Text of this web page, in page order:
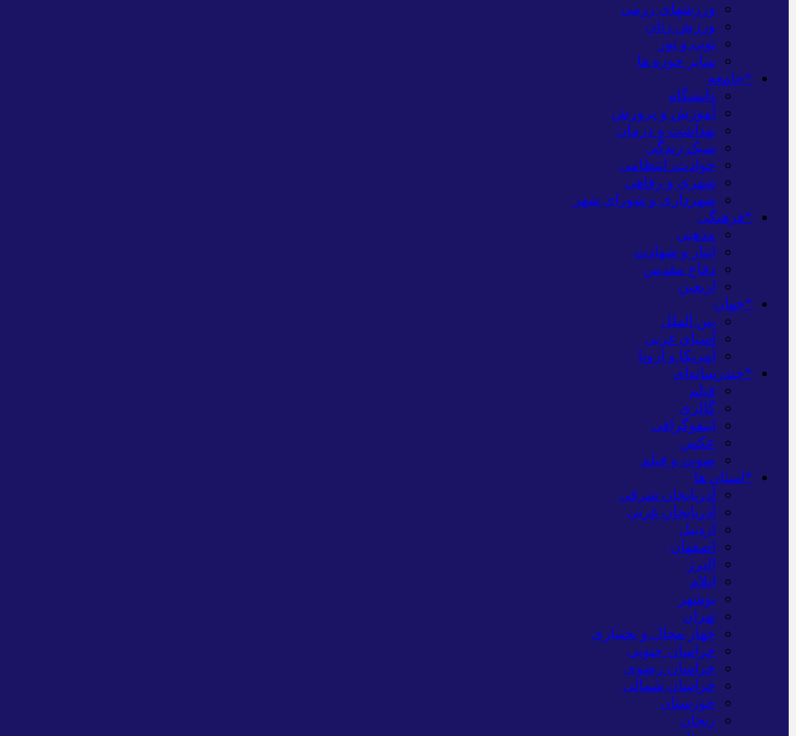
ورزشهای رزمی
ورزش زنان
توپ و تور
سایر حوزه ها
*جامعه
دانشگاه
آموزش و پرورش
بهداشت و درمان
سبک زندگی
حوادث، انتظامی
شهری و رفاهی
شهرداری و شورای شهر
*فرهنگی
مذهبی
ایثار و شهادت
دفاع مقدس
اربعین
*جهان
بین الملل
آسیای غربی
آمریکا و اروپا
*چندرسانه‌ای
فیلم
گالری
اینفوگرافی
عکس
صوت و فیلم
*استان ها
آذربایجان شرقی
آذربایجان غربی
اردبیل
اصفهان
البرز
ایلام
بوشهر
تهران
چهار محال و بختیاری
خراسان جنوبی
خراسان رضوی
خراسان شمالی
خوزستان
زنجان